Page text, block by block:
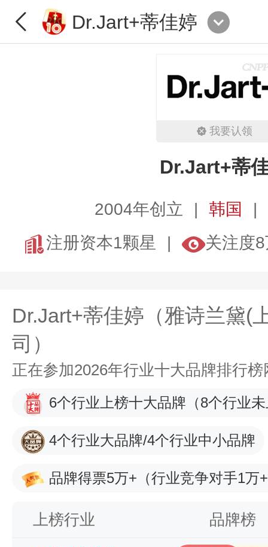
Dr.Jart+蒂佳婷
我要认领
Dr.Jart+蒂
2004年创立
韩国
注册资本1颗星
关注度
Dr.Jart+蒂佳婷（雅诗兰黛(
司）
正在参加2026年行业十大品牌排行
6个行业上榜十大品牌 （8个行业
4个行业大品牌/4个行业中小品牌
品牌得票5万+ （行业竞争对手1万
上榜行业 品牌榜